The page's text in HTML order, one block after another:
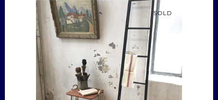
SOLD